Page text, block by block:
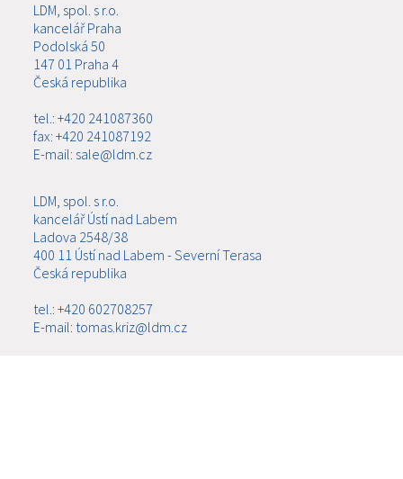
LDM, spol. s r.o.
kancelář Praha
Podolská 50
147 01 Praha 4
Česká republika
tel.: +420 241087360
fax: +420 241087192
E-mail: sale@ldm.cz
LDM, spol. s r.o.
kancelář Ústí nad Labem
Ladova 2548/38
400 11 Ústí nad Labem - Severní Terasa
Česká republika
tel.: +420 602708257
E-mail: tomas.kriz@ldm.cz